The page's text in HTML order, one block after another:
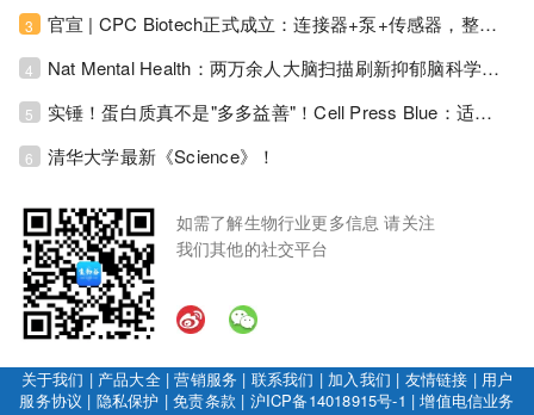
3 官宣 | CPC Biotech正式成立：连接器+泵+传感器，整合生物制药流体管理解决方案！
4 Nat Mental Health：两万余人大脑扫描刷新抑郁脑科学认知！抑郁不只是情绪病，视觉、运动脑区同步受损！
5 实锤！蛋白质真不是"多多益善"！Cell Press Blue：适度限蛋白，反而拉长健康寿命！
6 清华大学最新《Science》！
如需了解生物行业更多信息 请关注
我们其他的社交平台
关于我们 | 产品大全|营销服务 | 联系我们 | 加入我们 | 友情链接 | 用户
服务协议 | 隐私保护 |免责条款 | 沪ICP备14018915号-1 |增值电信业务